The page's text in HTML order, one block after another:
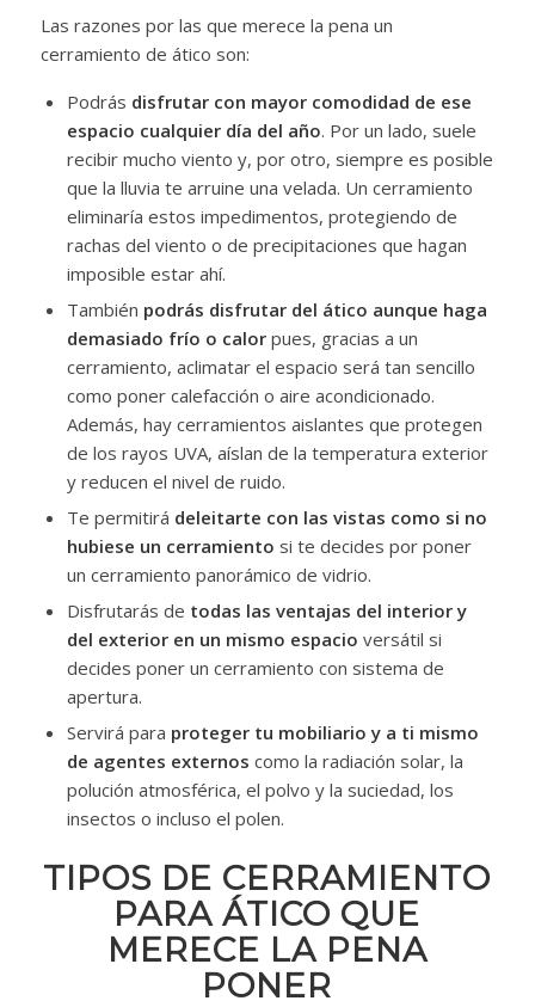
Las razones por las que merece la pena un
cerramiento de ático son:
Podrás disfrutar con mayor comodidad de ese
espacio cualquier día del año. Por un lado, suele
recibir mucho viento y, por otro, siempre es posible
que la lluvia te arruine una velada. Un cerramiento
eliminaría estos impedimentos, protegiendo de
rachas del viento o de precipitaciones que hagan
imposible estar ahí.
También podrás disfrutar del ático aunque haga
demasiado frío o calorpues, gracias a un
cerramiento, aclimatar el espacio será tan sencillo
como poner calefacción o aire acondicionado.
Además, hay cerramientos aislantes que protegen
de los rayos UVA, aíslan de la temperatura exterior
y reducen el nivel de ruido.
Te permitirá deleitarte con las vistas como si no
hubiese un cerramiento si te decides por poner
un cerramiento panorámico de vidrio.
Disfrutarás de todas las ventajas del interior y
del exterior en un mismo espacio versátil si
decides poner un cerramiento con sistema de
apertura.
Servirá para proteger tu mobiliario y a ti mismo
de agentes externos como la radiación solar, la
polución atmosférica, el polvo y la suciedad, los
insectos o incluso el polen.
TIPOS DE CERRAMIENTO
PARA ÁTICO QUE
MERECE LA PENA
PONER